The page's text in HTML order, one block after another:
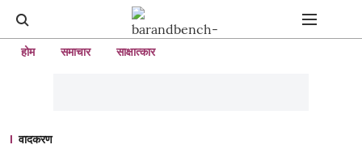
होम समाचार साक्षात्कार
वादकरण